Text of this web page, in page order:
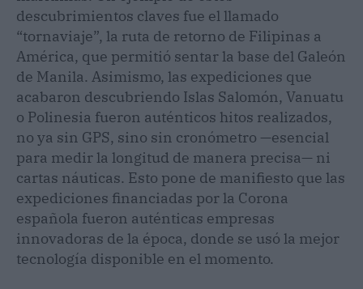
descubrimientos claves fue el llamado
“tornaviaje”, la ruta de retorno de Filipinas a
América, que permitió sentar la base del Galeón
de Manila. Asimismo, las expediciones que
acabaron descubriendo Islas Salomón, Vanuatu
o Polinesia fueron auténticos hitos realizados,
no ya sin GPS, sino sin cronómetro —esencial
para medir la longitud de manera precisa— ni
cartas náuticas. Esto pone de manifiesto que las
expediciones financiadas por la Corona
española fueron auténticas empresas
innovadoras de la época, donde se usó la mejor
tecnología disponible en el momento.